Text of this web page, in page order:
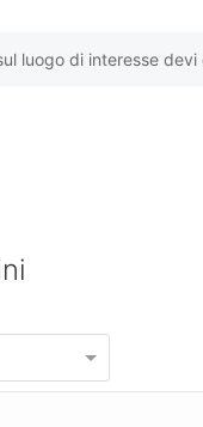
luogo di interesse